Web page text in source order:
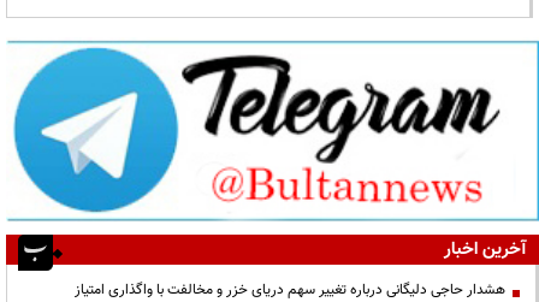
آخرین اخبار
هشدار حاجی دلیگانی درباره تغییر سهم دریای خزر و مخالفت با واگذاری امتیاز